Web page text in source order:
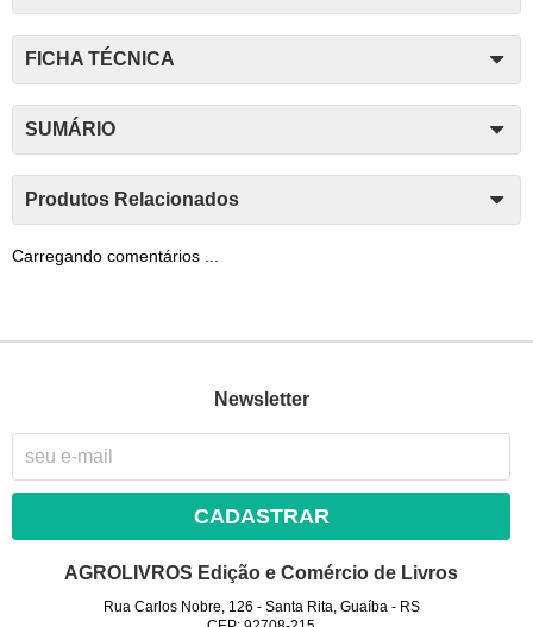
FICHA TÉCNICA
SUMÁRIO
Produtos Relacionados
Carregando comentários ...
Newsletter
CADASTRAR
AGROLIVROS Edição e Comércio de Livros
Rua Carlos Nobre, 126 - Santa Rita, Guaíba- RS